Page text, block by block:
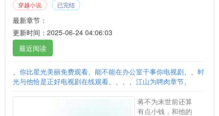
穿越小说 已完结
最新章节：
更新时间：2025-06-24 04:06:03
最近阅读
、 你比星光美丽免费观看、 能不能在办公室干事你电视剧、、 时
光与他恰是正好电视剧在线观看、、、、 江山为聘肉章节、
蒋不为末世前还算
有点小钱，和他的